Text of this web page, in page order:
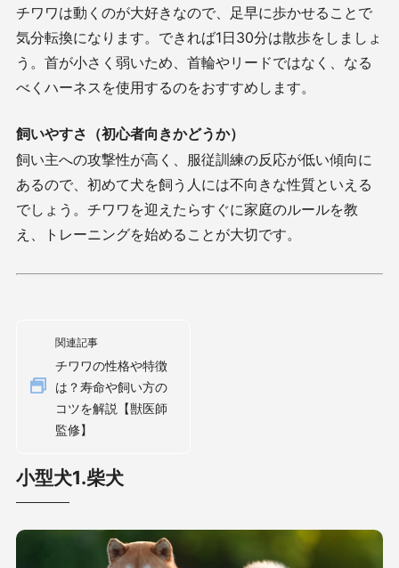
チワワは動くのが大好きなので、足早に歩かせることで
気分転換になります。できれば1日30分は散歩をしましょ
う。首が小さく弱いため、首輪やリードではなく、なる
べくハーネスを使用するのをおすすめします。
飼いやすさ（初心者向きかどうか）
飼い主への攻撃性が高く、服従訓練の反応が低い傾向に
あるので、初めて犬を飼う人には不向きな性質といえる
でしょう。チワワを迎えたらすぐに家庭のルールを教
え、トレーニングを始めることが大切です。
関連記事
チワワの性格や特徴
は？寿命や飼い方の
コツを解説【獣医師
監修】
小型犬1.柴犬